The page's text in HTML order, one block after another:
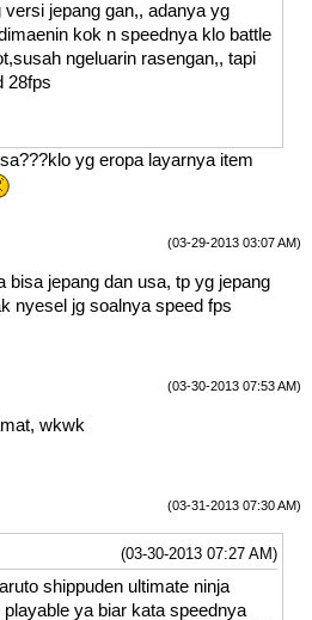
versi jepang gan,, adanya yg
kok n speednya klo battle
ngeluarin rasengan,, tapi
28fps
yg eropa layarnya item
(03-29-2013 03:07 AM)
bisa jepang dan usa, tp yg jepang
nyesel jg soalnya speed fps
(03-30-2013 07:53 AM)
wkwk
(03-31-2013 07:30 AM)
(03-30-2013 07:27 AM)
shippuden ultimate ninja
ya biar kata speednya